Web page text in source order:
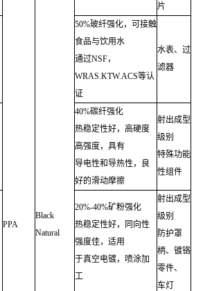
PPA
Black
Natural
片
50%玻纤强化，可接触
食品与饮用水
通过NSF，
WRAS.KTW.ACS等认
证
水表、过
滤器
40%碳纤强化
热稳定性好，高硬度
高强度，具有
导电性和导热性，良
好的滑动摩擦
射出成型
级别
特殊功能
性组件
20%-40%矿粉强化
热稳定性好，同向性
强度佳，适用
于真空电镀，喷涂加
工
射出成型
级别
防护罩
柄、镀铬
零件、
车灯